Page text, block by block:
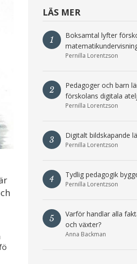
LÄS MER
1
Boksamtal lyfter
Pernilla Lorentzson
2
Pedagoger och barn
förskolans digitala
Pernilla Lorentzson
3 Digitalt bildskapande
Pernilla Lorentzson
4 Tydlig pedagogik
Pernilla Lorentzson
5
Varför handlar alla
och växter?
Anna Backman